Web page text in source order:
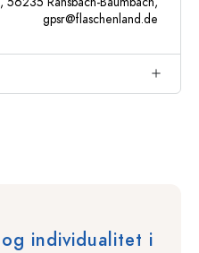
gpsr@flaschenland.de
individualitet i